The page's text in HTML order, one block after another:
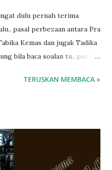
dulu pernah terima
pasal perbezaan antara Pra
Kemas dan jugak Tadika
bila baca soalan tu.. pasal
sorang dan aku hentam je
bila fikir-fikirkan balik terasa
sebagai ibubapa.. dan kami
abg long dah masuk 2 tahun
TERUSKAN MEMBACA »